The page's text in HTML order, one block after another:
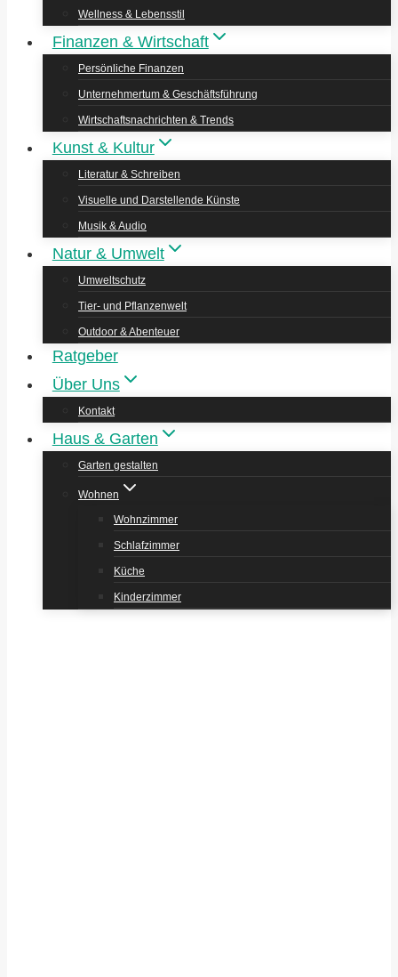
Wellness & Lebensstil
Finanzen & Wirtschaft
Persönliche Finanzen
Unternehmertum & Geschäftsführung
Wirtschaftsnachrichten & Trends
Kunst & Kultur
Literatur & Schreiben
Visuelle und Darstellende Künste
Musik & Audio
Natur & Umwelt
Umweltschutz
Tier- und Pflanzenwelt
Outdoor & Abenteuer
Ratgeber
Über Uns
Kontakt
Haus & Garten
Garten gestalten
Wohnen
Wohnzimmer
Schlafzimmer
Küche
Kinderzimmer